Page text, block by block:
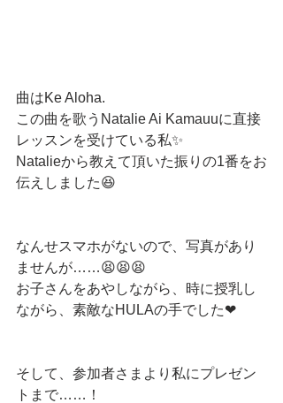
曲はKe Aloha.
この曲を歌うNatalie Ai Kamauuに直接
レッスンを受けている私✨
Natalieから教えて頂いた振りの1番をお
伝えしました😆
なんせスマホがないので、写真があり
ませんが……😫😫😫
お子さんをあやしながら、時に授乳し
ながら、素敵なHULAの手でした❤
そして、参加者さまより私にプレゼン
トまで……！